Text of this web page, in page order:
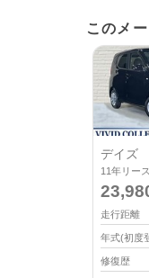
このメ
デイズ
11年リー
走行距離
年式(初度
修復歴